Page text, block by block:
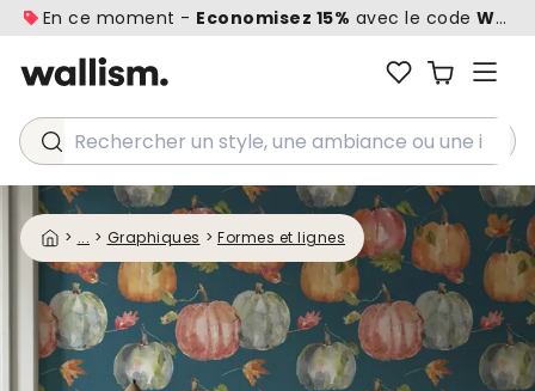
En ce moment - Economisez 15% avec le code
Rechercher un style, une ambiance ou une idée...
> ... > Graphiques > Formes et lignes